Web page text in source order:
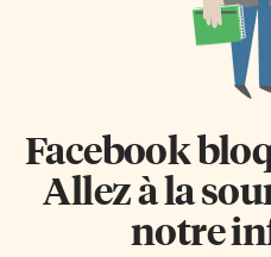
Facebook
Allez à la
notre